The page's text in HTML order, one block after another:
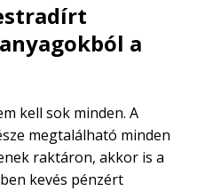
a
kell sok minden. A
megtalálható minden
raktáron, akkor is a
kevés pénzért